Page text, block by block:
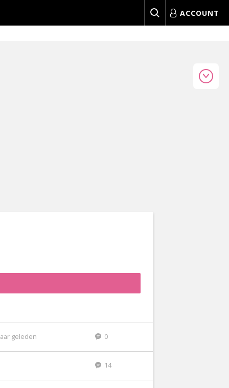
ACCOUNT
geleden 0
14